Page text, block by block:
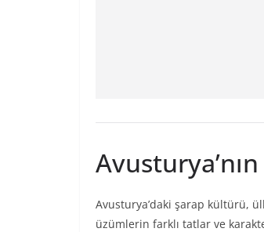
Avusturya’daki şarap kültürü,
üzümlerin farklı tatlar ve